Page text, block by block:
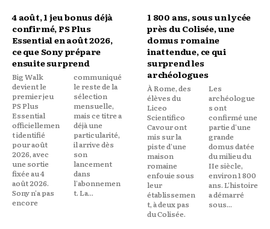
4 août, 1 jeu bonus déjà
confirmé, PS Plus
Essential en août 2026,
ce que Sony prépare
ensuite surprend
Big Walk
devient le
premier jeu
PS Plus
Essential
officiellemen
t identifié
pour août
2026, avec
une sortie
fixée au 4
août 2026.
Sony n'a pas
encore
communiqué
le reste de la
sélection
mensuelle,
mais ce titre a
déjà une
particularité,
il arrive dès
son
lancement
dans
l'abonnemen
t. La...
1 800 ans, sous un lycée
près du Colisée, une
domus romaine
inattendue, ce qui
surprend les
archéologues
À Rome, des
élèves du
Liceo
Scientifico
Cavour ont
mis sur la
piste d'une
maison
romaine
enfouie sous
leur
établissemen
t, à deux pas
du Colisée.
Les
archéologue
s ont
confirmé une
partie d'une
grande
domus datée
du milieu du
IIe siècle,
environ 1 800
ans. L'histoire
a démarré
sous...